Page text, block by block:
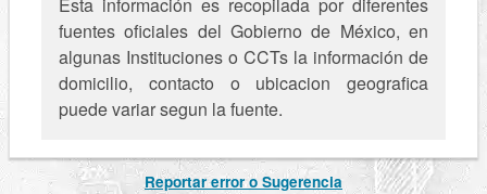
Esta información es recopilada por diferentes
fuentes oficiales del Gobierno de México, en
algunas Instituciones o CCTs la información de
domicilio, contacto o ubicacion geografica
puede variar segun la fuente.
Reportar error o Sugerencia